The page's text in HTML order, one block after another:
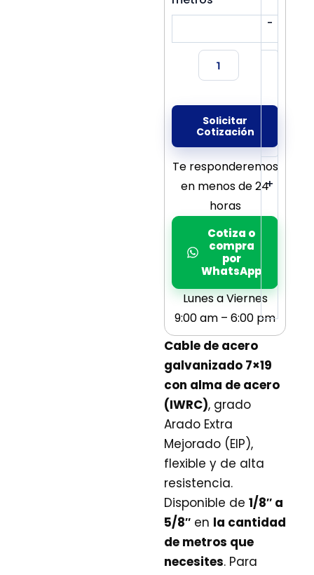
-
+
Solicitar
Cotización
Te responderemos
en menos de 24
horas
Cotiza o
compra
por
WhatsApp
Lunes a Viernes
9:00 am – 6:00 pm
Cable de acero
galvanizado 7×19
con alma de acero
(IWRC), grado
Arado Extra
Mejorado (EIP),
flexible y de alta
resistencia.
Disponible de 1/8″ a
5/8″ en la cantidad
de metros que
necesites. Para